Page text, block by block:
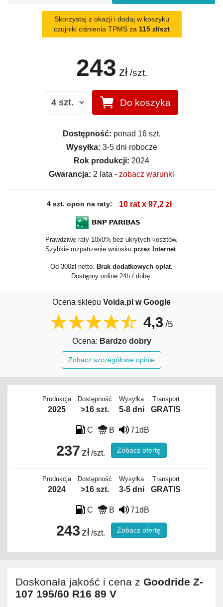
Skorzystaj z okazji i dodaj w koszyku
czujniki ciśnienia TPMS za 115 zł/szt
243 zł /szt.
Do koszyka
Dostępność: ponad 16 szt.
Wysyłka: 3-5 dni robocze
Rok produkcji: 2024
Gwarancja: 2 lata - zobacz warunki
4 szt. opon na raty: 10 rat x 97,2 zł
Prawdziwe raty 10x0% bez ukrytych kosztów.
Szybkie rozpatrzenie wniosku przez Internet
Od 300zł netto. Brak dodatkowych opłat
Dostępny online 24h / dobę.
Ocena sklepu Voida.pl w Google
4,3 /5
Ocena: Bardzo dobry
Zobacz szczegółowe opinie
Produkcja
2025
Dostępność
>16 szt.
Wysyłka
5-8 dni
Transport
GRATIS
C B 71dB
237 zł/szt. Zobacz ofertę
Produkcja
2024
Dostępność
>16 szt.
Wysyłka
3-5 dni
Transport
GRATIS
C B 71dB
243 zł/szt. Zobacz ofertę
Doskonała jakość i cena z Goodride Z-
107 195/60 R16 89 V